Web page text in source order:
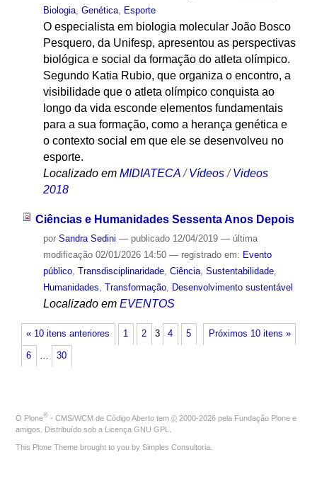
Biologia, Genética, Esporte
O especialista em biologia molecular João Bosco
Pesquero, da Unifesp, apresentou as perspectivas
biológica e social da formação do atleta olímpico.
Segundo Katia Rubio, que organiza o encontro, a
visibilidade que o atleta olímpico conquista ao
longo da vida esconde elementos fundamentais
para a sua formação, como a herança genética e
o contexto social em que ele se desenvolveu no
esporte.
Localizado em MIDIATECA /Vídeos /Videos
2018
Ciências e Humanidades Sessenta Anos Depois
por Sandra Sedini — publicado12/04/2019 — última
modificação02/01/2026 14:50 — registrado em: Evento
público, Transdisciplinaridade, Ciência, Sustentabilidade,
Humanidades, Transformação, Desenvolvimento sustentável
Localizado em EVENTOS
« 10 itens anteriores Próximos 10 itens »
1 2 3 4 5
6 … 30
O Plone® - CMS/WCM de Código Aberto tem © 2000-2026 pela Fundação Plone e
amigos. Distribuído sob a Licença GNU GPL
This Plone Theme brought to you by Simples Consultoria